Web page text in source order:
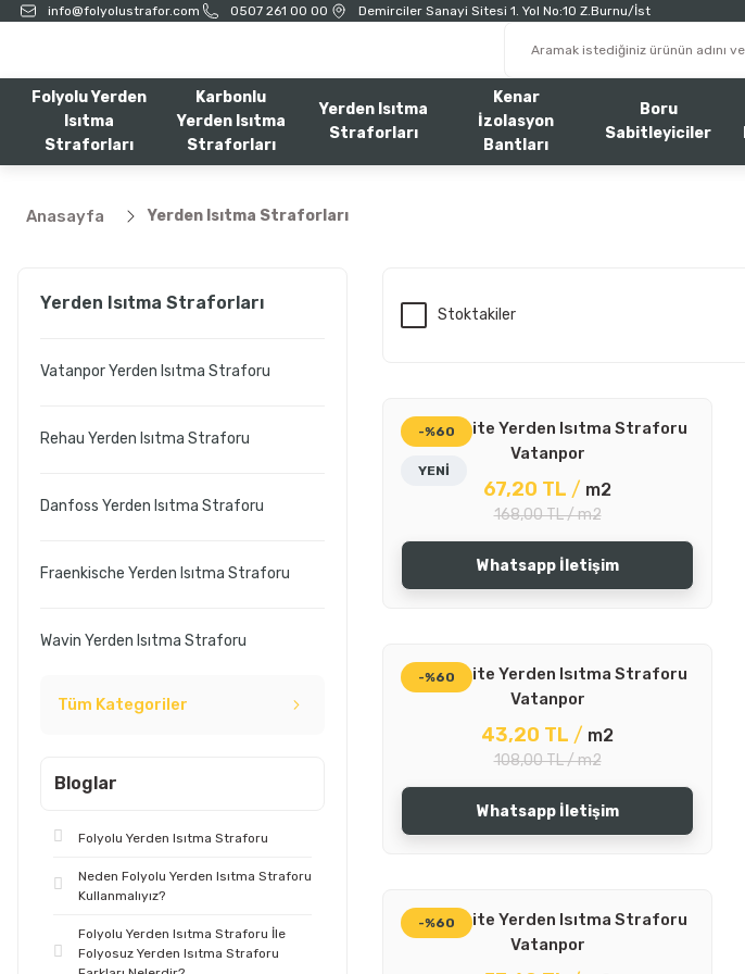
info@folyolustrafor.com 0507 261 00 00 Demirciler Sanayi Sitesi 1. Yol No:10 Z.Burnu/İst
Folyolu Yerden
Isıtma
Straforları
Karbonlu
Yerden Isıtma
Straforları
Yerden Isıtma
Straforları
Kenar
İzolasyon
Bantları
Boru
Sabitleyiciler
Anasayfa Yerden Isıtma Straforları
Yerden Isıtma Straforları
Vatanpor Yerden Isıtma Straforu
Rehau Yerden Isıtma Straforu
Danfoss Yerden Isıtma Straforu
Fraenkische Yerden Isıtma Straforu
Wavin Yerden Isıtma Straforu
Tüm Kategoriler
Bloglar
Folyolu Yerden Isıtma Straforu
Neden Folyolu Yerden Isıtma Straforu
Kullanmalıyız?
Folyolu Yerden Isıtma Straforu İle
Folyosuz Yerden Isıtma Straforu
Stoktakiler
-%60
YENİ
30 Dansite Yerden Isıtma Straforu
Vatanpor
67,20 TL / m2
168,00 TL / m2
Whatsapp İletişim
-%60
20 Dansite Yerden Isıtma Straforu
Vatanpor
43,20 TL / m2
108,00 TL / m2
Whatsapp İletişim
-%60
26 Dansite Yerden Isıtma Straforu
Vatanpor